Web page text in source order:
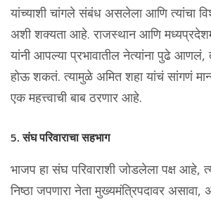
यांच्याशी चांगले संबंध असलेला आणि त्यांचा
अशी शक्यता आहे. राजस्थान आणि
यांनी आपल्या प्रभावातील नेत्यांना पुढे आणलं,
होऊ शकतं. त्यामुळे अमित शहा यांचं सांगणं
एक महत्त्वाची बाब ठरणार आहे.
5. संघ परिवाराचा सहभाग
भाजप हा संघ परिवाराशी जोडलेला पक्ष आहे,
निष्ठा जपणारा नेता मुख्यमंत्रिपदावर